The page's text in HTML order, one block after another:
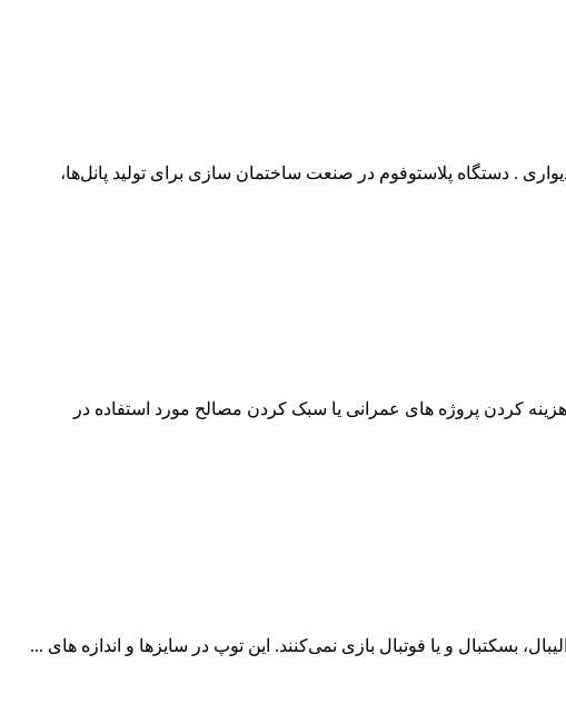
. دستگاه پلاستوفوم در صنعت ساختمان سازی برای تولید پانل‌ها،
کردن پروژه های عمرانی یا سبک کردن مصالح مورد استفاده در
بسکتبال و یا فوتبال بازی نمی‌کنند. این توپ در سایز‌ها و اندازه های ...